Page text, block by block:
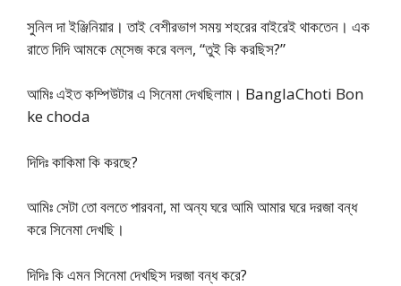
সুনিল দা ইঞ্জিনিয়ার। তাই বেশীরভাগ সময় শহরের বাইরেই থাকতেন। এক
রাতে দিদি আমকে মে্সেজ করে বলল, “তুই কি করছিস?”
আমিঃ এইত কম্পিউটার এ সিনেমা দেখছিলাম। BanglaChoti Bon
ke choda
দিদিঃ কাকিমা কি করছে?
আমিঃ সেটা তো বলতে পারবনা, মা অন্য ঘরে আমি আমার ঘরে দরজা বন্‌ধ
করে সিনেমা দেখছি।
দিদিঃ কি এমন সিনেমা দেখছিস দরজা বন্‌ধ করে?